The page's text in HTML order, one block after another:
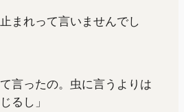
まれって言いませんでし
言ったの。虫に言うよりは
るし」